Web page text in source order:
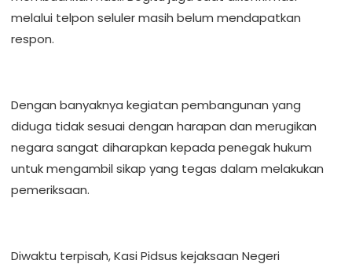
melalui telpon seluler masih belum mendapatkan
respon.
Dengan banyaknya kegiatan pembangunan yang
diduga tidak sesuai dengan harapan dan merugikan
negara sangat diharapkan kepada penegak hukum
untuk mengambil sikap yang tegas dalam melakukan
pemeriksaan.
Diwaktu terpisah, Kasi Pidsus kejaksaan Negeri